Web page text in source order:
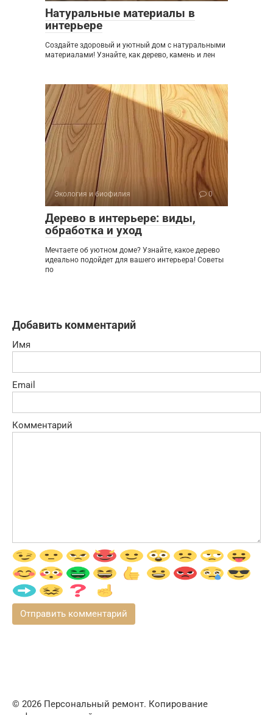
Натуральные материалы в
интерьере
Создайте здоровый и уютный дом с натуральными
материалами! Узнайте, как дерево, камень и лен
Экология и биофилия 0
Дерево в интерьере: виды,
обработка и уход
Мечтаете об уютном доме? Узнайте, какое дерево
идеально подойдет для вашего интерьера! Советы
по
Добавить комментарий
Имя
Email
Комментарий
© 2026 Персональный ремонт. Копирование